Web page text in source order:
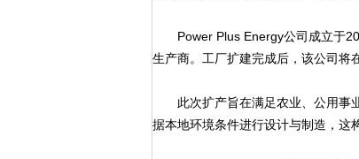
Power Plus Energy公司成立于
生产商。工厂扩建完成后，该公司将
此次扩产旨在满足农业、公用事业
据本地环境条件进行设计与制造，这